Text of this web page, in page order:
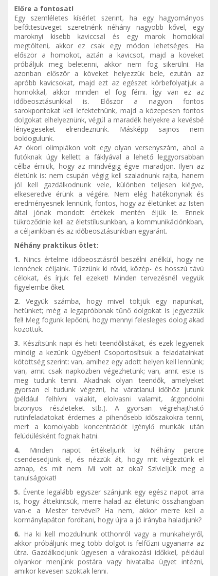
Előre a fontosat!
Egy szemléletes kísérlet szerint, ha egy hagyományos
befőttesüveget szeretnénk néhány nagyobb kővel, egy
maroknyi kisebb kaviccsal és egy marok homokkal
megtölteni, akkor ez csak egy módon lehetséges. Ha
először a homokot, aztán a kavicsot, majd a köveket
próbáljuk meg beletenni, akkor nem fog sikerülni. Ha
azonban először a köveket helyezzük bele, ezután az
apróbb kavicsokat, majd ezt az egészet körbefolyatjuk a
homokkal, akkor minden el fog férni. Így van ez az
időbeosztásunkkal is. Először a nagyon fontos
sarokpontokat kell lefektetnünk, majd a közepesen fontos
dolgokat elhelyeznünk, végül a maradék helyekre a kevésbé
lényegeseket elrendeznünk. Másképp sajnos nem
boldogulunk.
Az ókori olimpiákon volt egy olyan versenyszám, ahol a
futóknak úgy kellett a fáklyával a lehető leggyorsabban
célba érniük, hogy az mindvégig égve maradjon. Ilyen az
életünk is: nem csupán végig kell szaladnunk rajta, hanem
jól kell gazdálkodnunk vele, különben teljesen kiégve,
elkeseredve érünk a végére. Nem elég hatékonynak és
eredményesnek lennünk, fontos, hogy az életünket az Isten
által jónak mondott értékek mentén éljük le. Ennek
tükröződnie kell az életstílusunkban, a kommunikációnkban,
a céljainkban és az időbeosztásunkban egyaránt.
Néhány praktikus ötlet:
1. Nincs értelme időbeosztásról beszélni anélkül, hogy ne
lennének céljaink. Tűzzünk ki rövid, közép- és hosszú távú
célokat, és írjuk fel ezeket! Minden tervezésnél vegyük
figyelembe őket.
2. Vegyük számba, hogy mivel töltjük egy napunkat,
hetünket; még a legapróbbnak tűnő dolgokat is jegyezzük
fel! Meg fogunk lepődni, hogy mennyi felesleges dolog akad
közöttük.
3. Készítsünk napi és heti teendőlistákat, és ezek legyenek
mindig a kezünk ügyében! Csoportosítsuk a feladatainkat
kötöttség szerint: van, amihez egy adott helyen kell lennünk;
van, amit csak napközben végezhetünk; van, amit este is
meg tudunk tenni. Akadnak olyan teendők, amelyeket
gyorsan el tudunk végezni, ha váratlanul időhöz jutunk
(például felhívni valakit, elolvasni valamit, átgondolni
bizonyos részleteket stb.). A gyorsan végrehajtható
rutinfeladatokat érdemes a pihenősebb időszakokra tenni,
mert a komolyabb koncentrációt igénylő munkák után
felüdülésként fognak hatni.
4. Minden napot értékeljünk ki! Néhány percre
csendesedjünk el, és nézzük át, hogy mit végeztünk el
aznap, és mit nem. Mi volt az oka? Szívleljük meg a
tanulságokat!
5. Évente legalább egyszer szánjunk egy egész napot arra
is, hogy áttekintsük, merre halad az életünk: összhangban
van-e a Mester tervével? Ha nem, akkor merre kell a
kormánylapáton fordítani, hogy újra a jó irányba haladjunk?
6. Ha ki kell mozdulnunk otthonról vagy a munkahelyről,
akkor próbáljunk meg több dolgot is felfűzni ugyanarra az
útra. Gazdálkodjunk ügyesen a várakozási időkkel, például
olyankor menjünk postára vagy hivatalba ügyet intézni,
amikor kevesen szoktak lenni.